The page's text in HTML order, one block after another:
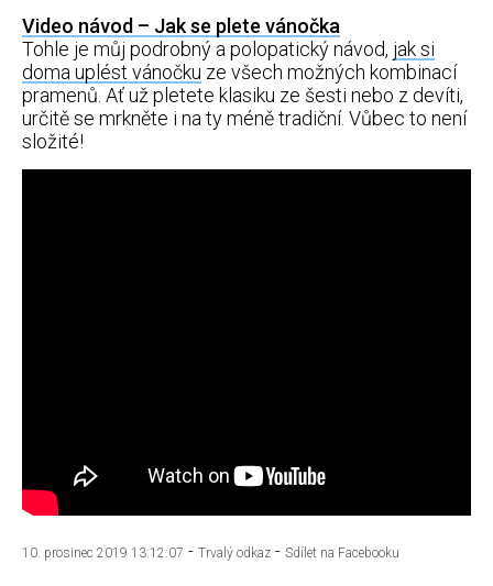
Video návod – Jak se plete vánočka
Tohle je můj podrobný a polopatický návod, jak si
doma uplést vánočku ze všech možných kombinací
pramenů. Ať už pletete klasiku ze šesti nebo z devíti,
určitě se mrkněte i na ty méně tradiční. Vůbec to není
složité!
10. prosinec 2019 13:12:07 - Trvalý odkaz - Sdílet na Facebooku